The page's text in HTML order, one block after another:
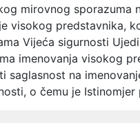
mirovnog sporazuma
visokog predstavnika,
Vijeća sigurnosti
imenovanja visokog
saglasnost na
o čemu je Istinomjer